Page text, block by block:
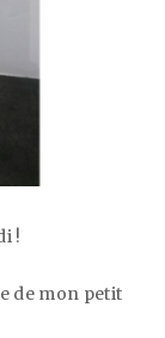
!
de mon petit